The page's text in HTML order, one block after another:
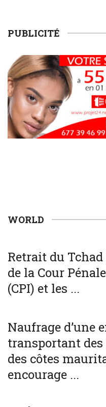
PUBLICITÉ
WORLD
Retrait du
de la Cour
(CPI) et les ...
Naufrage d’une
transportant
des côtes
encourage ...
SOCIÉTÉ